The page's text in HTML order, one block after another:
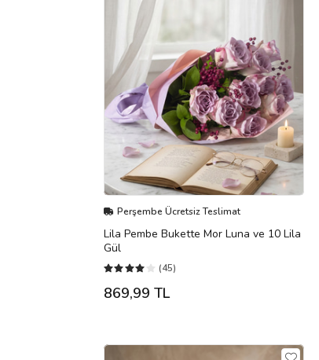
Perşembe Ücretsiz Teslimat
Lila Pembe Bukette Mor Luna ve 10 Lila
Gül
(45)
869,99 TL